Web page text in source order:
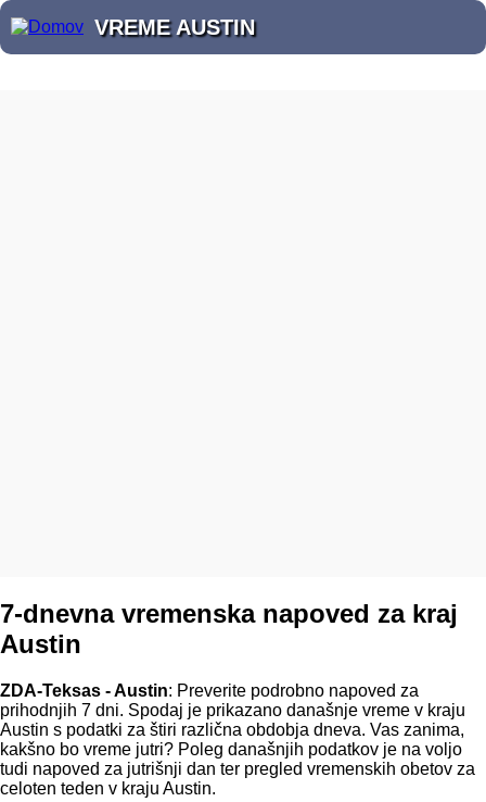
VREME AUSTIN
7-dnevna vremenska napoved za kraj
Austin
ZDA-Teksas - Austin: Preverite podrobno napoved za
prihodnjih 7 dni. Spodaj je prikazano današnje vreme v kraju
Austin s podatki za štiri različna obdobja dneva. Vas zanima,
kakšno bo vreme jutri? Poleg današnjih podatkov je na voljo
tudi napoved za jutrišnji dan ter pregled vremenskih obetov za
celoten teden v kraju Austin.